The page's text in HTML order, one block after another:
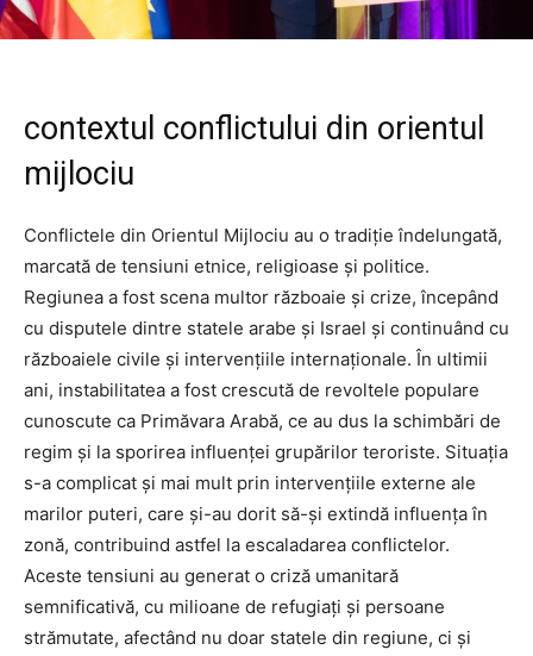
contextul conflictului din orientul
mijlociu
Conflictele din Orientul Mijlociu au o tradiție îndelungată,
marcată de tensiuni etnice, religioase și politice.
Regiunea a fost scena multor războaie și crize, începând
cu disputele dintre statele arabe și Israel și continuând cu
războaiele civile și intervențiile internaționale. În ultimii
ani, instabilitatea a fost crescută de revoltele populare
cunoscute ca Primăvara Arabă, ce au dus la schimbări de
regim și la sporirea influenței grupărilor teroriste. Situația
s-a complicat și mai mult prin intervențiile externe ale
marilor puteri, care și-au dorit să-și extindă influența în
zonă, contribuind astfel la escaladarea conflictelor.
Aceste tensiuni au generat o criză umanitară
semnificativă, cu milioane de refugiați și persoane
strămutate, afectând nu doar statele din regiune, ci și